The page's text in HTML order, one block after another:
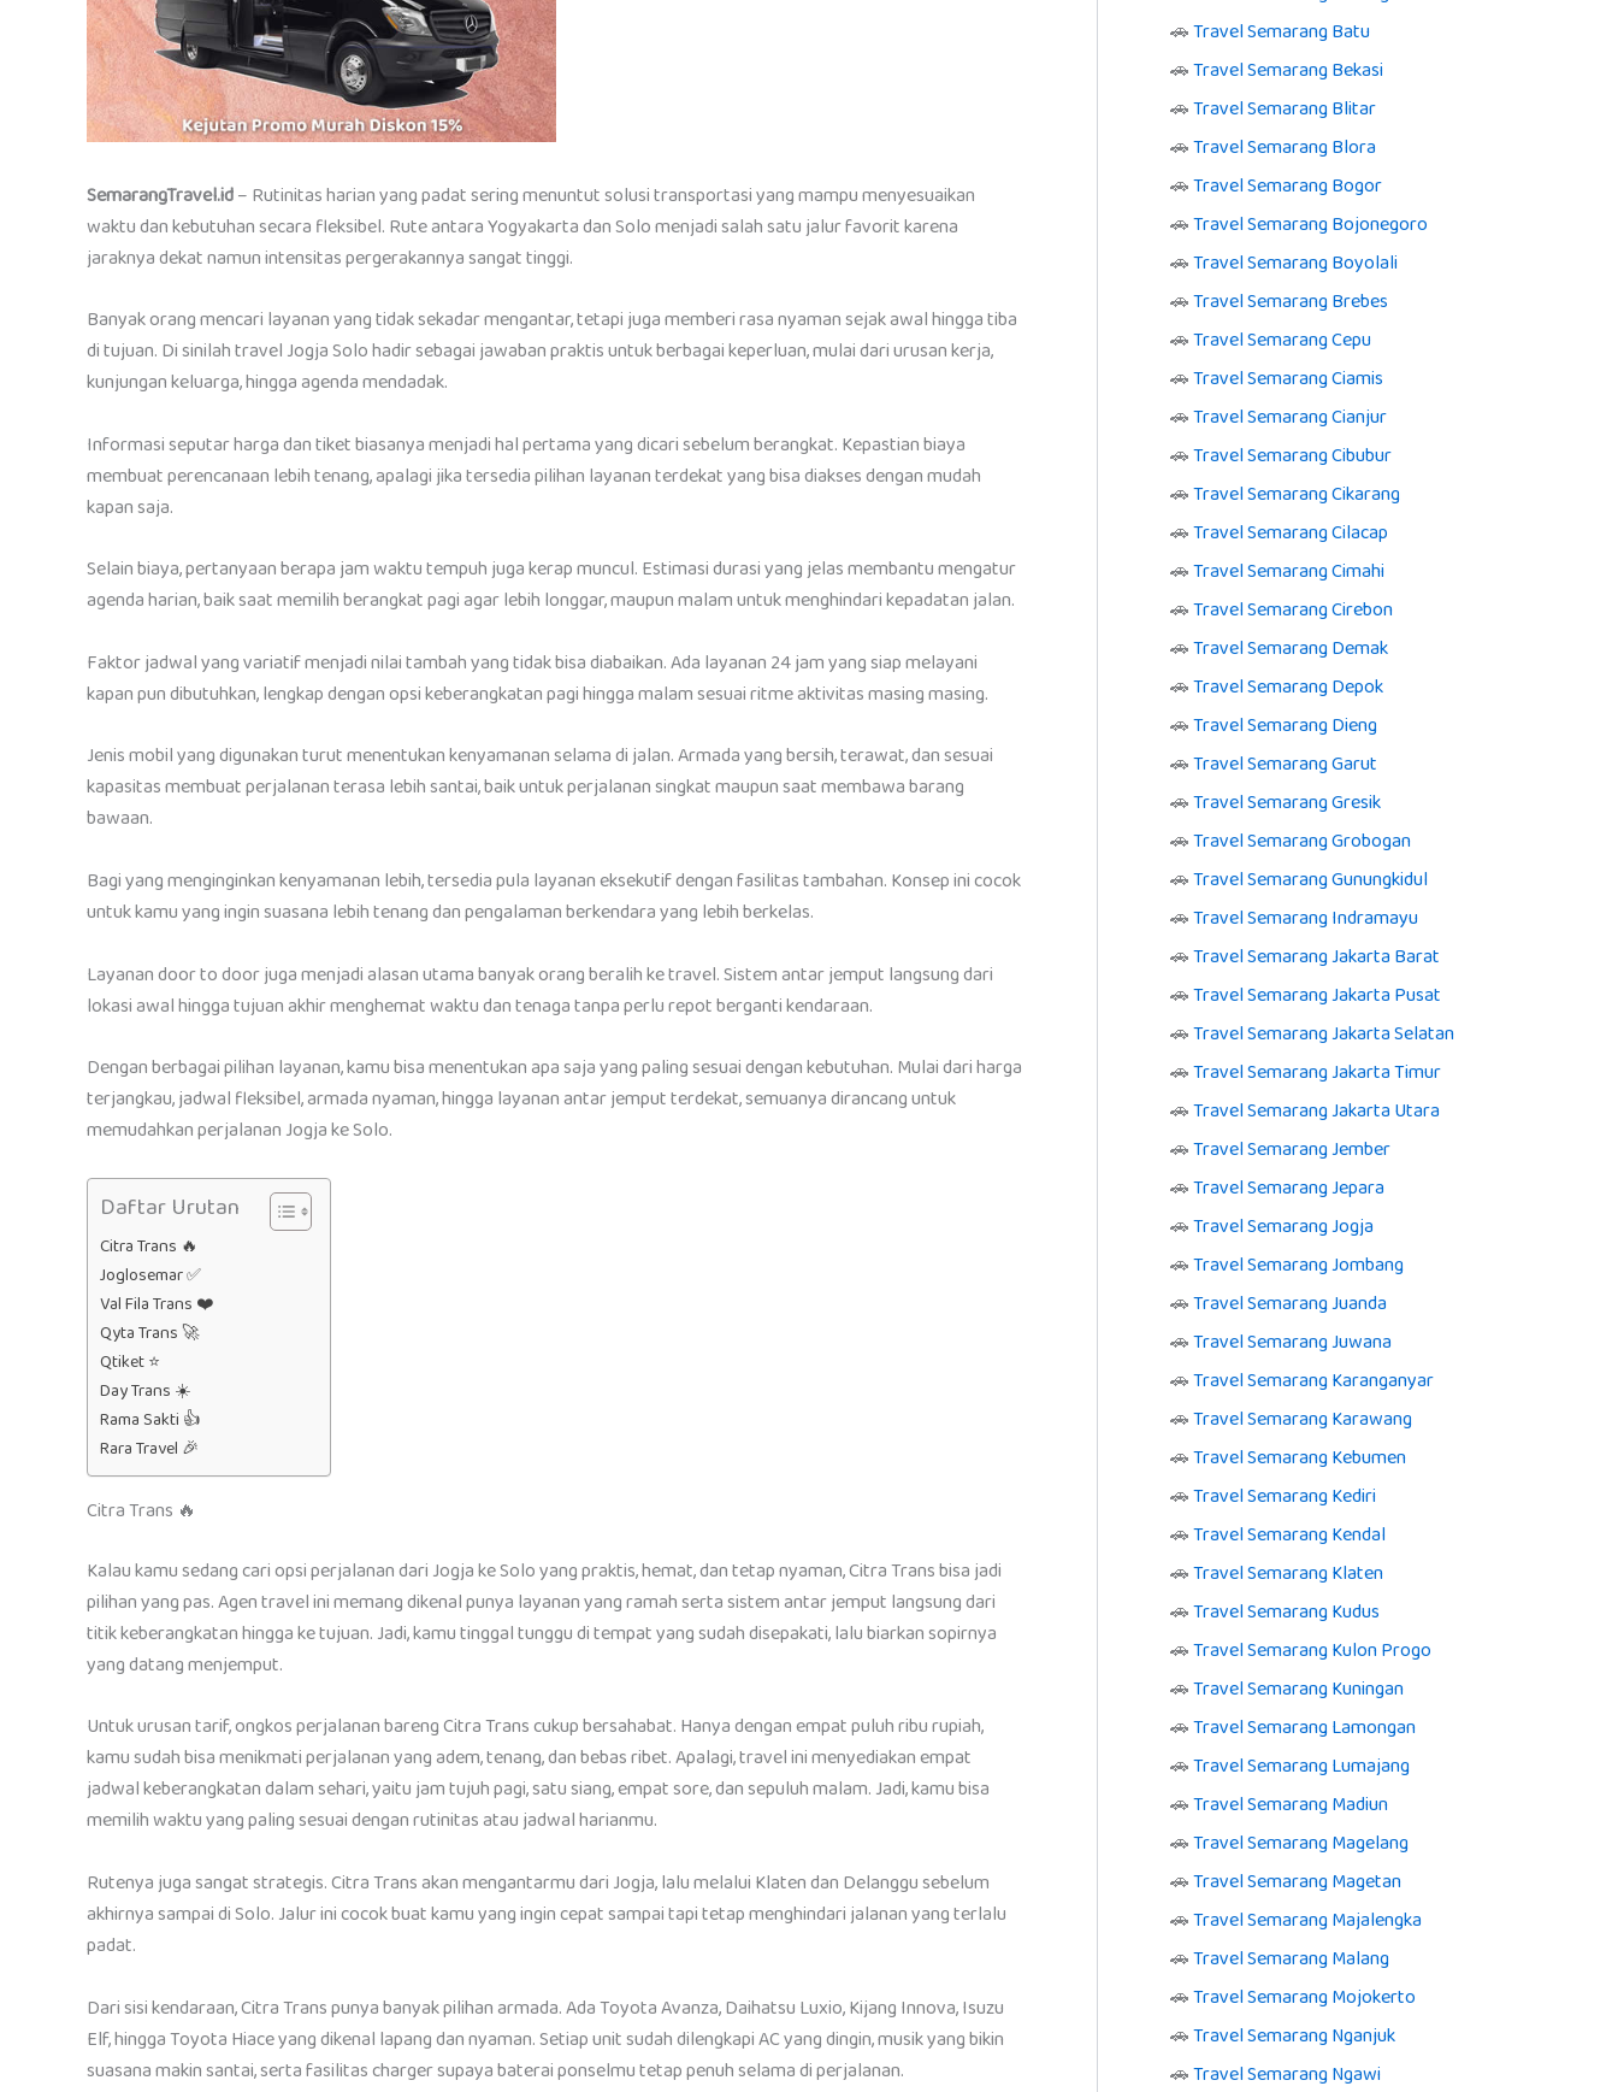
SemarangTravel.id– Rutinitas harian yang padat sering menuntut solusi transportasi yang mampu menyesuaikan
waktu dan kebutuhan secara fleksibel. Rute antara Yogyakarta dan Solo menjadi salah satu jalur favorit karena
jaraknya dekat namun intensitas pergerakannya sangat tinggi.
Banyak orang mencari layanan yang tidak sekadar mengantar, tetapi juga memberi rasa nyaman sejak awal hingga tiba
di tujuan. Di sinilah travel Jogja Solo hadir sebagai jawaban praktis untuk berbagai keperluan, mulai dari urusan kerja,
kunjungan keluarga, hingga agenda mendadak.
Informasi seputar harga dan tiket biasanya menjadi hal pertama yang dicari sebelum berangkat. Kepastian biaya
membuat perencanaan lebih tenang, apalagi jika tersedia pilihan layanan terdekat yang bisa diakses dengan mudah
kapan saja.
Selain biaya, pertanyaan berapa jam waktu tempuh juga kerap muncul. Estimasi durasi yang jelas membantu mengatur
agenda harian, baik saat memilih berangkat pagi agar lebih longgar, maupun malam untuk menghindari kepadatan jalan.
Faktor jadwal yang variatif menjadi nilai tambah yang tidak bisa diabaikan. Ada layanan 24 jam yang siap melayani
kapan pun dibutuhkan, lengkap dengan opsi keberangkatan pagi hingga malam sesuai ritme aktivitas masing masing.
Jenis mobil yang digunakan turut menentukan kenyamanan selama di jalan. Armada yang bersih, terawat, dan sesuai
kapasitas membuat perjalanan terasa lebih santai, baik untuk perjalanan singkat maupun saat membawa barang
bawaan.
Bagi yang menginginkan kenyamanan lebih, tersedia pula layanan eksekutif dengan fasilitas tambahan. Konsep ini cocok
untuk kamu yang ingin suasana lebih tenang dan pengalaman berkendara yang lebih berkelas.
Layanan door to door juga menjadi alasan utama banyak orang beralih ke travel. Sistem antar jemput langsung dari
lokasi awal hingga tujuan akhir menghemat waktu dan tenaga tanpa perlu repot berganti kendaraan.
Dengan berbagai pilihan layanan, kamu bisa menentukan apa saja yang paling sesuai dengan kebutuhan. Mulai dari harga
terjangkau, jadwal fleksibel, armada nyaman, hingga layanan antar jemput terdekat, semuanya dirancang untuk
memudahkan perjalanan Jogja ke Solo.
Daftar Urutan
Citra Trans 🔥
Joglosemar ✅
Val Fila Trans ❤️
Qyta Trans 🚀
Qtiket ⭐
Day Trans ☀️
Rama Sakti 👍
Rara Travel 🎉
Citra Trans 🔥
Kalau kamu sedang cari opsi perjalanan dari Jogja ke Solo yang praktis, hemat, dan tetap nyaman, Citra Trans bisa jadi
pilihan yang pas. Agen travel ini memang dikenal punya layanan yang ramah serta sistem antar jemput langsung dari
titik keberangkatan hingga ke tujuan. Jadi, kamu tinggal tunggu di tempat yang sudah disepakati, lalu biarkan sopirnya
yang datang menjemput.
Untuk urusan tarif, ongkos perjalanan bareng Citra Trans cukup bersahabat. Hanya dengan empat puluh ribu rupiah,
kamu sudah bisa menikmati perjalanan yang adem, tenang, dan bebas ribet. Apalagi, travel ini menyediakan empat
jadwal keberangkatan dalam sehari, yaitu jam tujuh pagi, satu siang, empat sore, dan sepuluh malam. Jadi, kamu bisa
memilih waktu yang paling sesuai dengan rutinitas atau jadwal harianmu.
Rutenya juga sangat strategis. Citra Trans akan mengantarmu dari Jogja, lalu melalui Klaten dan Delanggu sebelum
akhirnya sampai di Solo. Jalur ini cocok buat kamu yang ingin cepat sampai tapi tetap menghindari jalanan yang terlalu
padat.
Dari sisi kendaraan, Citra Trans punya banyak pilihan armada. Ada Toyota Avanza, Daihatsu Luxio, Kijang Innova, Isuzu
Elf, hingga Toyota Hiace yang dikenal lapang dan nyaman. Setiap unit sudah dilengkapi AC yang dingin, musik yang bikin
suasana makin santai, serta fasilitas charger supaya baterai ponselmu tetap penuh selama di perjalanan.
🚗Travel Semarang Batu
🚗Travel Semarang Bekasi
🚗Travel Semarang Blitar
🚗Travel Semarang Blora
🚗Travel Semarang Bogor
🚗Travel Semarang Bojonegoro
🚗Travel Semarang Boyolali
🚗Travel Semarang Brebes
🚗Travel Semarang Cepu
🚗Travel Semarang Ciamis
🚗Travel Semarang Cianjur
🚗Travel Semarang Cibubur
🚗Travel Semarang Cikarang
🚗Travel Semarang Cilacap
🚗Travel Semarang Cimahi
🚗Travel Semarang Cirebon
🚗Travel Semarang Demak
🚗Travel Semarang Depok
🚗Travel Semarang Dieng
🚗Travel Semarang Garut
🚗Travel Semarang Gresik
🚗Travel Semarang Grobogan
🚗Travel Semarang Gunungkidul
🚗Travel Semarang Indramayu
🚗Travel Semarang Jakarta Barat
🚗Travel Semarang Jakarta Pusat
🚗Travel Semarang Jakarta Selatan
🚗Travel Semarang Jakarta Timur
🚗Travel Semarang Jakarta Utara
🚗Travel Semarang Jember
🚗Travel Semarang Jepara
🚗Travel Semarang Jogja
🚗Travel Semarang Jombang
🚗Travel Semarang Juanda
🚗Travel Semarang Juwana
🚗Travel Semarang Karanganyar
🚗Travel Semarang Karawang
🚗Travel Semarang Kebumen
🚗Travel Semarang Kediri
🚗Travel Semarang Kendal
🚗Travel Semarang Klaten
🚗Travel Semarang Kudus
🚗Travel Semarang Kulon Progo
🚗Travel Semarang Kuningan
🚗Travel Semarang Lamongan
🚗Travel Semarang Lumajang
🚗Travel Semarang Madiun
🚗Travel Semarang Magelang
🚗Travel Semarang Magetan
🚗Travel Semarang Majalengka
🚗Travel Semarang Malang
🚗Travel Semarang Mojokerto
🚗Travel Semarang Nganjuk
🚗Travel Semarang Ngawi